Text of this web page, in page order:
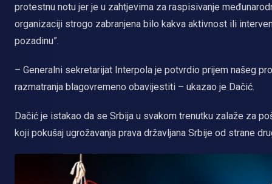
protestnu notu jer je u zahtjevima za raspisivanje
organizaciji strogo zabranjena bilo kakva aktivnost ili
pozadinu”.
– Generalni sekretarijat Interpola je potvrdio prijem našeg
razmatranja blagovremeno obavijestiti – ukazao je Dačić.
Dačić je istakao da se Srbija u svakom trenutku zalaže za
koji pokušaj ugrožavanja prava državljana Srbije od strane